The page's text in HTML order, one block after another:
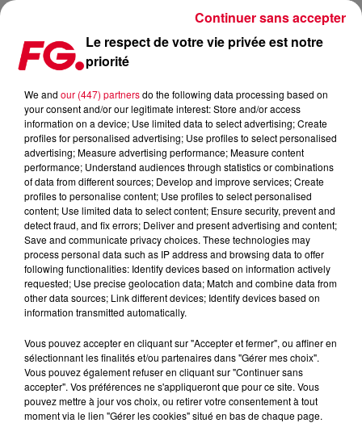
FG MIX : VINTAGE CULTURE
Le respect de votre vie privée est notre
priorité
We and our (447) partnersdo the following data processing based on
your consent and/or our legitimate interest: Store and/or access
information on a device; Use limited data to select advertising; Create
profiles for personalised advertising; Use profiles to select personalised
advertising; Measure advertising performance; Measure content
performance; Understand audiences through statistics or combinations
of data from different sources; Develop and improve services; Create
profiles to personalise content; Use profiles to select personalised
content; Use limited data to select content; Ensure security, prevent and
detect fraud, and fix errors; Deliver and present advertising and content;
Save and communicate privacy choices. These technologies may
process personal data such as IP address and browsing data to offer
following functionalities: Identify devices based on information actively
requested; Use precise geolocation data; Match and combine data from
other data sources; Link different devices; Identify devices based on
information transmitted automatically.
Vous pouvez accepter en cliquant sur "Accepter et fermer", ou affiner en
sélectionnant les finalités et/ou partenaires dans "Gérer mes choix".
Vous pouvez également refuser en cliquant sur "Continuer sans
accepter". Vos préférences ne s'appliqueront que pour ce site. Vous
pouvez mettre à jour vos choix, ou retirer votre consentement à tout
moment via le lien "Gérer les cookies" situé en bas de chaque page.
Continuer sans accepter